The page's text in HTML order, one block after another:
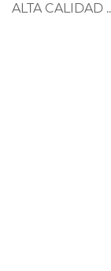
ALTA CALIDAD ..